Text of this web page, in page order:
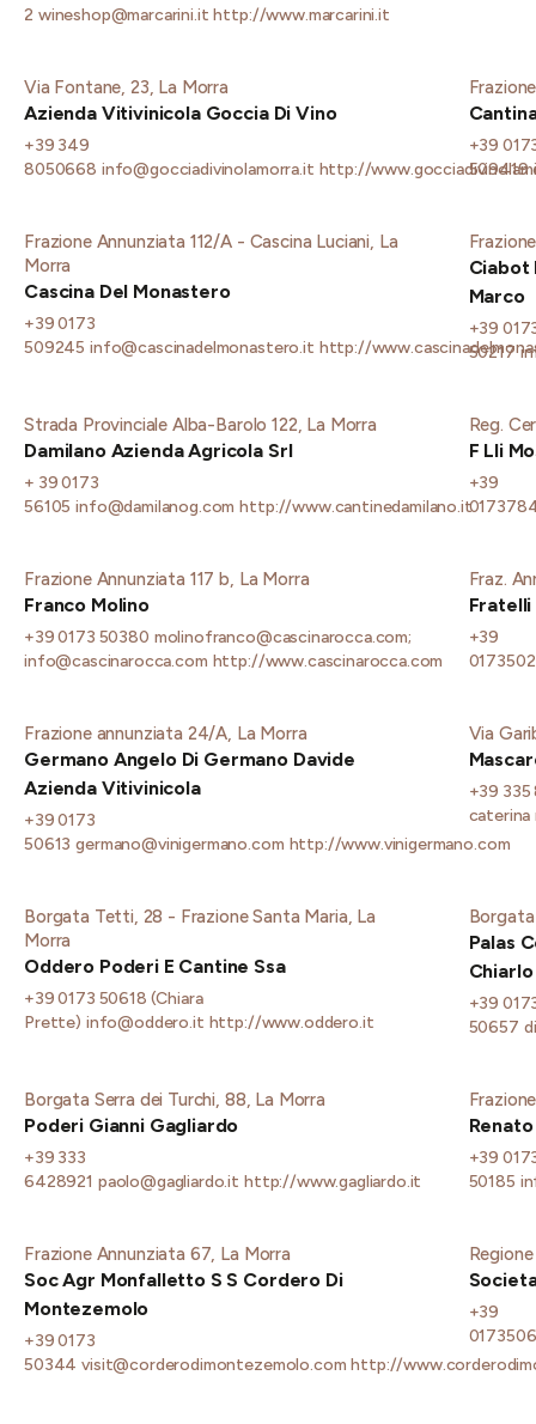
2 wineshop@marcarini.it http://www.marcarini.it
Via Fontane, 23, La Morra
Azienda Vitivinicola Goccia Di Vino
+39 349
8050668 info@gocciadivinolamorra.it http://
+39
509419
Frazione Annunziata 112/A - Cascina Luciani, La
Morra
Cascina Del Monastero
+39 0173
509245 info@cascinadelmonastero.it http://
Ciabot
Marco
+39
50217
Strada Provinciale Alba-Barolo 122, La Morra
Damilano Azienda Agricola Srl
+ 39 0173
56105 info@damilanog.com http://www.cantinedamilano.it
Reg.
F Lli
+39
Frazione Annunziata 117 b, La Morra
Franco Molino
+39 0173 50380 molinofranco@cascinarocca.com;
info@cascinarocca.com http://www.cascinarocca.com
Fraz.
Fratelli
+39
Frazione annunziata 24/A, La Morra
Germano Angelo Di Germano Davide
Azienda Vitivinicola
+39 0173
50613 germano@vinigermano.com http://www.vinigermano.com
Via
+39
caterina
Borgata Tetti, 28 - Frazione Santa Maria, La
Morra
Oddero Poderi E Cantine Ssa
+39 0173 50618 (Chiara
Prette) info@oddero.it http://www.oddero.it
Palas
+39
50657
Borgata Serra dei Turchi, 88, La Morra
Poderi Gianni Gagliardo
+39 333
6428921 paolo@gagliardo.it http://www.gagliardo.it
+39
50185
Frazione Annunziata 67, La Morra
Soc Agr Monfalletto S S Cordero Di
Montezemolo
+39 0173
50344 visit@corderodimontezemolo.com http://
+39